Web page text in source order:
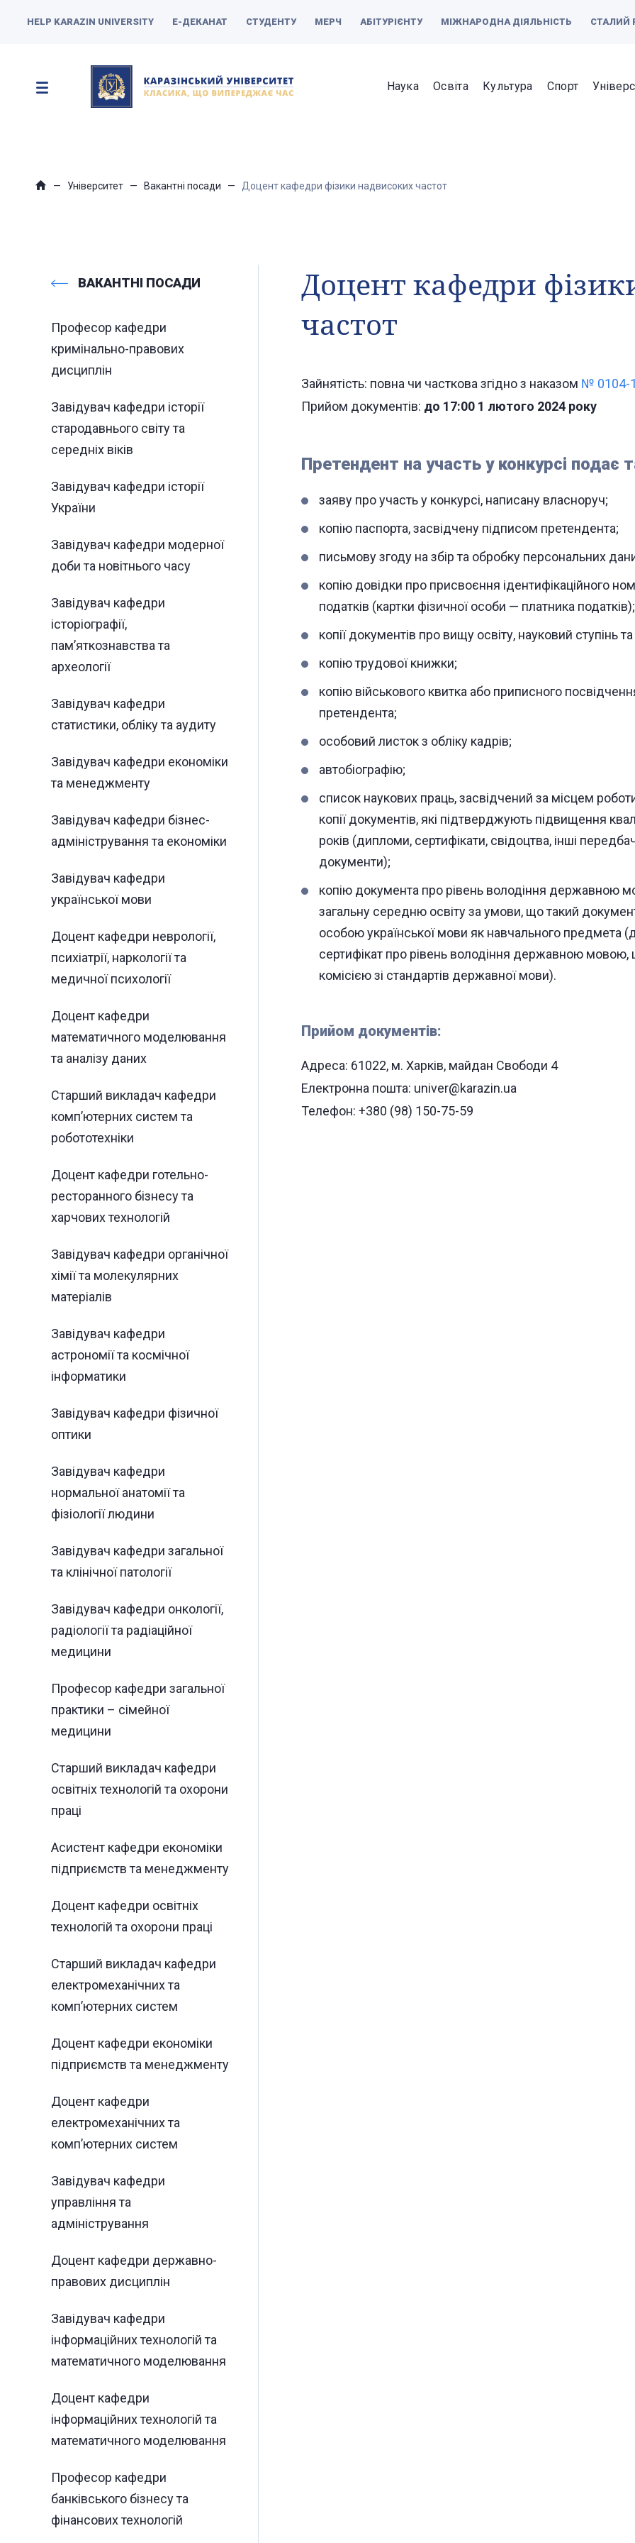
HELP KARAZIN UNIVERSITY Е-ДЕКАНАТ СТУДЕНТУ МЕРЧ АБІТУРІЄНТУ МІЖНАРОДНА ДІЯЛЬНІСТЬ СТАЛИЙ
Наука Освіта Культура Спорт
Університет Вакантні посади Доцент кафедри фізики надвисоких частот
ВАКАНТНІ ПОСАДИ
Професор кафедри
кримінально-правових
дисциплін
Завідувач кафедри історії
стародавнього світу та
середніх віків
Завідувач кафедри історії
України
Завідувач кафедри модерної
доби та новітнього часу
Завідувач кафедри
історіографії,
пам’яткознавства та
археології
Завідувач кафедри
статистики, обліку та аудиту
Завідувач кафедри економіки
та менеджменту
Завідувач кафедри бізнес-
адміністрування та економіки
Завідувач кафедри
української мови
Доцент кафедри неврології,
психіатрії, наркології та
медичної психології
Доцент кафедри
математичного моделювання
та аналізу даних
Старший викладач кафедри
комп’ютерних систем та
робототехніки
Доцент кафедри готельно-
ресторанного бізнесу та
харчових технологій
Завідувач кафедри органічної
хімії та молекулярних
матеріалів
Завідувач кафедри
астрономії та космічної
інформатики
Завідувач кафедри фізичної
оптики
Завідувач кафедри
нормальної анатомії та
фізіології людини
Завідувач кафедри загальної
та клінічної патології
Завідувач кафедри онкології,
радіології та радіаційної
медицини
Професор кафедри загальної
практики – сімейної
медицини
Старший викладач кафедри
освітніх технологій та охорони
праці
Асистент кафедри економіки
підприємств та менеджменту
Доцент кафедри освітніх
технологій та охорони праці
Старший викладач кафедри
електромеханічних та
комп’ютерних систем
Доцент кафедри економіки
підприємств та менеджменту
Доцент кафедри
електромеханічних та
комп’ютерних систем
Завідувач кафедри
управління та
адміністрування
Доцент кафедри державно-
правових дисциплін
Завідувач кафедри
інформаційних технологій та
математичного моделювання
Доцент кафедри
інформаційних технологій та
математичного моделювання
Професор кафедри
банківського бізнесу та
фінансових технологій
Доцент кафедри
частот
Зайнятість: повна чи часткова згідно з наказом № 0104-
Прийом документів: до 17:00 1 лютого 2024 року
Претендент на участь у конкурсі подає
заяву про участь у конкурсі, написану власноруч;
копію паспорта, засвідчену підписом претендента;
письмову згоду на збір та обробку персональних
копію довідки про присвоєння ідентифікаційного
податків (картки фізичної особи — платника податків);
копії документів про вищу освіту, науковий ступінь
копію трудової книжки;
копію військового квитка або приписного
претендента;
особовий листок з обліку кадрів;
автобіографію;
список наукових праць, засвідчений за місцем
копії документів, які підтверджують підвищення
років (дипломи, сертифікати, свідоцтва, інші
документи);
копію документа про рівень володіння державною
загальну середню освіту за умови, що такий
особою української мови як навчального предмета
сертифікат про рівень володіння державною
комісією зі стандартів державної мови).
Прийом документів:
Адреса: 61022, м. Харків, майдан Свободи 4
Електронна пошта: univer@karazin.ua
Телефон: +380 (98) 150-75-59